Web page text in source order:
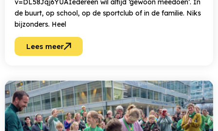
v=DL58Jqj6YUAIedereen wil altijd ‘gewoon meedoen’. In
de buurt, op school, op de sportclub of in de familie. Niks
bijzonders. Heel
Lees meer